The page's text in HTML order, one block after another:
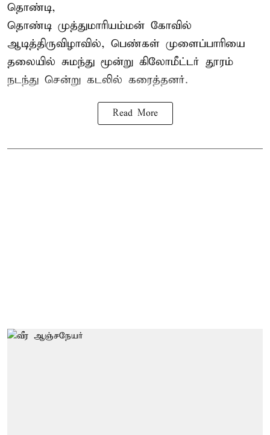
தொண்டி,
தொண்டி முத்துமாரியம்மன் கோவில்
ஆடித்திருவிழாவில், பெண்கள் முளைப்பாரியை
தலையில் சுமந்து மூன்று கிலோமீட்டர் தூரம்
நடந்து சென்று கடலில் கரைத்தனர்.
Read More